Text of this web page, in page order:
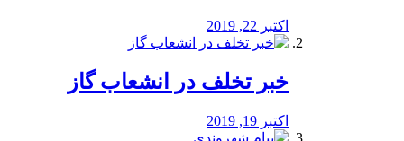
اکتبر 22, 2019
خبر تخلف در انشعاب گاز
اکتبر 19, 2019